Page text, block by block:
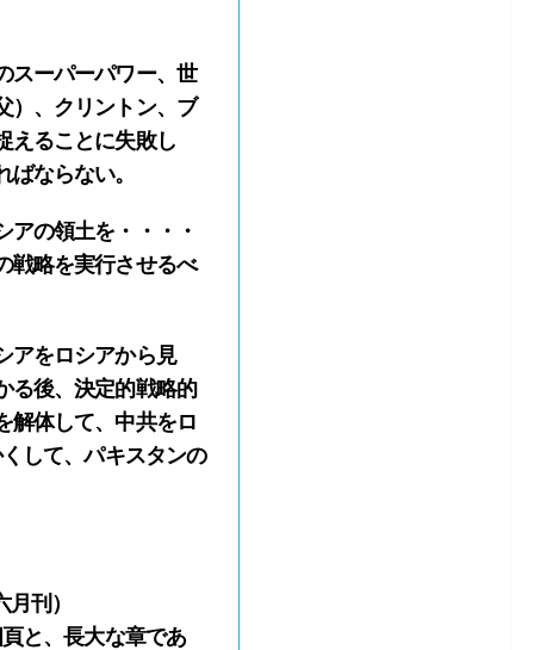
スーパーパワー、世
）、クリントン、ブ
えることに失敗し
ならない。
の領土を・・・・
戦略を実行させるべ
アをロシアから見
る後、決定的戦略的
解体して、中共をロ
して、パキスタンの
刊）
と、長大な章であ